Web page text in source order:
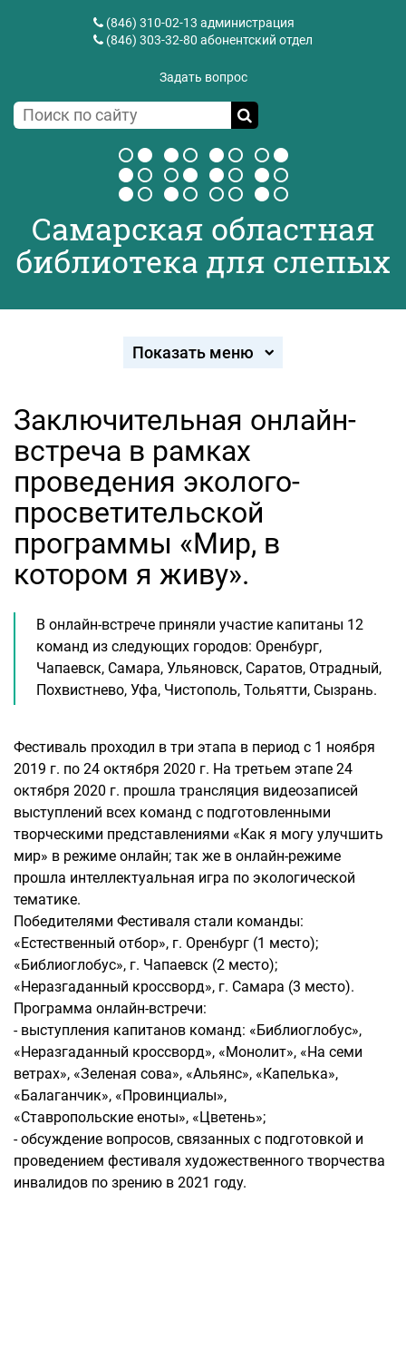
(846) 310-02-13 администрация
(846) 303-32-80 абонентский отдел
Задать вопрос
Самарская областная
библиотека для слепых
Показать меню
Заключительная онлайн-
встреча в рамках
проведения эколого-
просветительской
программы «Мир, в
котором я живу».
В онлайн-встрече приняли участие капитаны 12
команд из следующих городов: Оренбург,
Чапаевск, Самара, Ульяновск, Саратов, Отрадный,
Похвистнево, Уфа, Чистополь, Тольятти, Сызрань.
Фестиваль проходил в три этапа в период с 1 ноября
2019 г. по 24 октября 2020 г. На третьем этапе 24
октября 2020 г. прошла трансляция видеозаписей
выступлений всех команд с подготовленными
творческими представлениями «Как я могу улучшить
мир» в режиме онлайн; так же в онлайн-режиме
прошла интеллектуальная игра по экологической
тематике.
Победителями Фестиваля стали команды:
«Естественный отбор», г. Оренбург (1 место);
«Библиоглобус», г. Чапаевск (2 место);
«Неразгаданный кроссворд», г. Самара (3 место).
Программа онлайн-встречи:
- выступления капитанов команд: «Библиоглобус»,
«Неразгаданный кроссворд», «Монолит», «На семи
ветрах», «Зеленая сова», «Альянс», «Капелька»,
«Балаганчик», «Провинциалы»,
«Ставропольские еноты», «Цветень»;
- обсуждение вопросов, связанных с подготовкой и
проведением фестиваля художественного творчества
инвалидов по зрению в 2021 году.